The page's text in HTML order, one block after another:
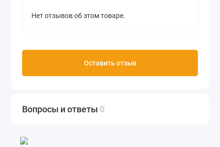
Нет отзывов об этом товаре.
Оставить отзыв
Вопросы и ответы 0